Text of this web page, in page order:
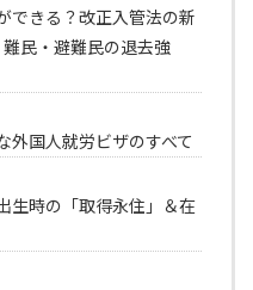
できる？改正入管法の新
民・避難民の退去強
外国人就労ビザのすべて
生時の「取得永住」＆在